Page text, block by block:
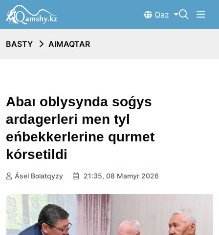
Qaz
BASTY AIMAQTAR
Abaı oblysynda soǵys
ardagerleri men tyl
eńbekkerlerine qurmet
kórsetildi
Ásel Bolatqyzy 21:35, 08 Mamyr 2026